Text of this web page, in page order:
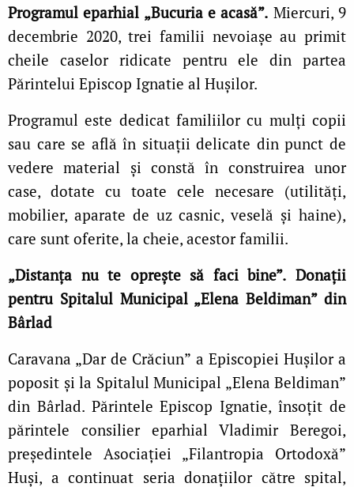
Programul eparhial „Bucuria e acasă”. Miercuri, 9
decembrie 2020, trei familii nevoiașe au primit
cheile caselor ridicate pentru ele din partea
Părintelui Episcop Ignatie al Hușilor.
Programul este dedicat familiilor cu mulţi copii
sau care se află în situaţii delicate din punct de
vedere material şi constă în construirea unor
case, dotate cu toate cele necesare (utilităţi,
mobilier, aparate de uz casnic, veselă şi haine),
care sunt oferite, la cheie, acestor familii.
„Distanța nu te oprește să faci bine”. Donații
pentru Spitalul Municipal „Elena Beldiman” din
Bârlad
Caravana „Dar de Crăciun” a Episcopiei Hușilor a
poposit și la Spitalul Municipal „Elena Beldiman”
din Bârlad. Părintele Episcop Ignatie, însoțit de
părintele consilier eparhial Vladimir Beregoi,
președintele Asociației „Filantropia Ortodoxă”
Huși, a continuat seria donațiilor către spital,